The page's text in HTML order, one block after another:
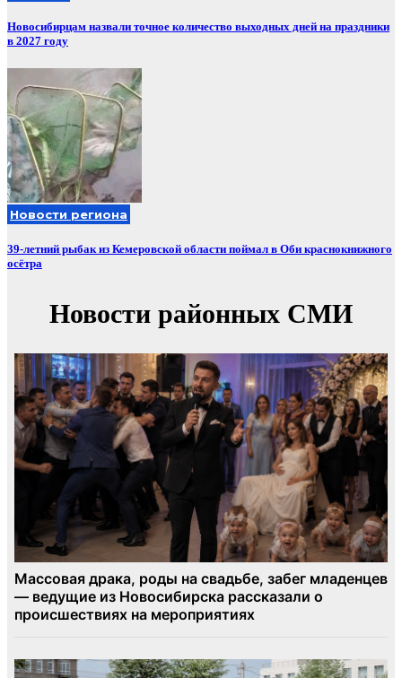
Новосибирцам назвали точное количество выходных дней на праздники
в 2027 году
Новости региона
39-летний рыбак из Кемеровской области поймал в Оби краснокнижного
осётра